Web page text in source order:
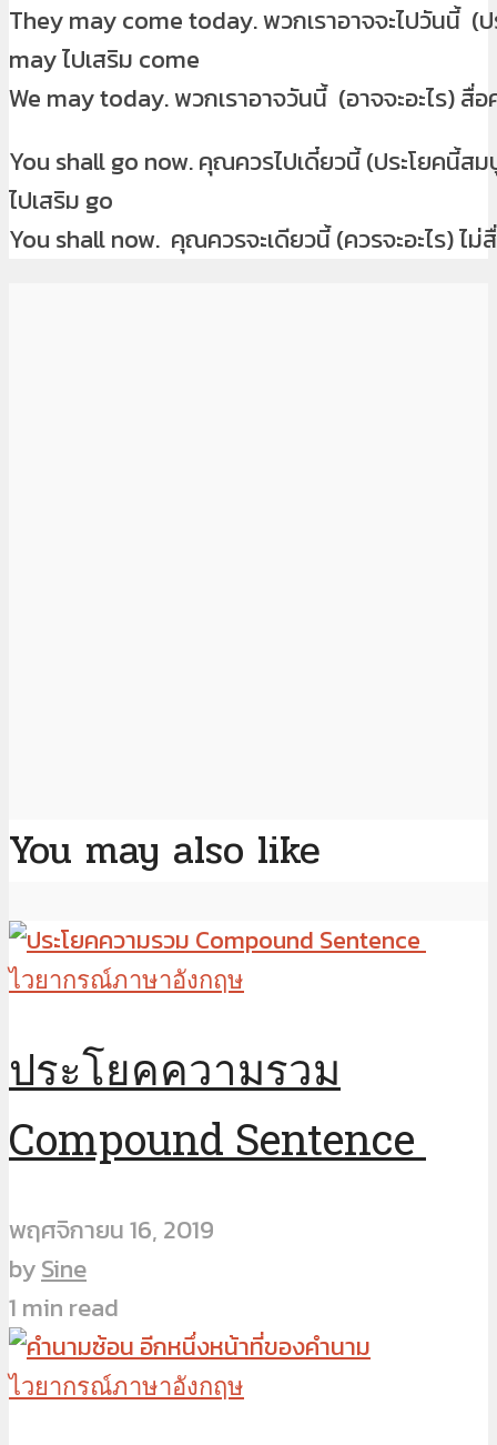
They may come today. พวกเราอาจจะไปวันนี้ (
may ไปเสริม come
We may today. พวกเราอาจวันนี้ (อาจจะอะไร) สื่อ
You shall go now. คุณควรไปเดี๋ยวนี้ (ประโยคนี้
ไปเสริม go
You shall now. คุณควรจะเดียวนี้ (ควรจะอะไร) ไ
You may also like
ไวยากรณ์ภาษาอังกฤษ
ประโยคความรวม
Compound Sentence
พฤศจิกายน 16, 2019
bySine
1 min read
ไวยากรณ์ภาษาอังกฤษ